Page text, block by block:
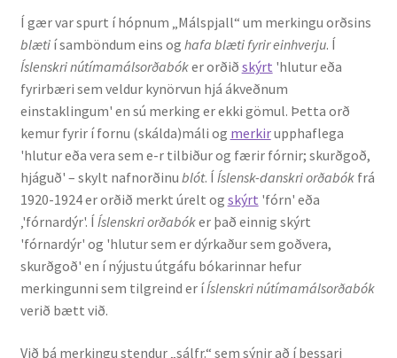
Kennsla
Kennd námskeið
Kennsluefni
Yfirlit um kennslu
Stjórnun
Innan Háskólans
Samstarfsverkefni
Í gær var spurt í hópnum „Málspjall“ um merkingu orðsins
blæti í samböndum eins og hafa blæti fyrir einhverju. Í
Íslenskri nútímamálsorðabóker orðið skýrt 'hlutur eða
fyrirbæri sem veldur kynörvun hjá ákveðnum
einstaklingum' en sú merking er ekki gömul. Þetta orð
kemur fyrir í fornu (skálda)máli og merkirupphaflega
'hlutur eða vera sem e-r tilbiður og færir fórnir; skurðgoð,
hjáguð' – skylt nafnorðinu blót. Í Íslensk-danskri orðabók frá
1920-1924 er orðið merkt úrelt og skýrt 'fórn' eða
‚'fórnardýr'. Í Íslenskri orðabóker það einnig skýrt
'fórnardýr' og 'hlutur sem er dýrkaður sem goðvera,
skurðgoð' en í nýjustu útgáfu bókarinnar hefur
merkingunni sem tilgreind er íÍslenskri nútímamálsorðabók
verið bætt við.
Við þá merkingu stendur „sálfr.“ sem sýnir að í þessari